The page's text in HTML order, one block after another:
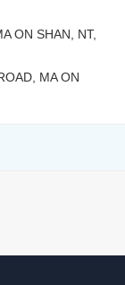
ON SHAN, NT,
MA ON